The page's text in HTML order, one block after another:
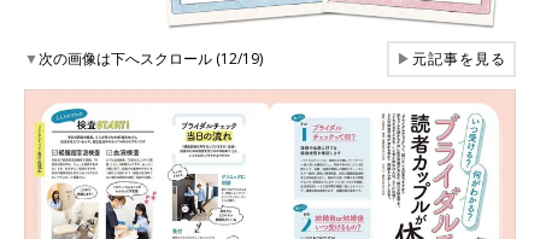
▼次の画像は下へスクロール (12/19) ▶元記事を見る